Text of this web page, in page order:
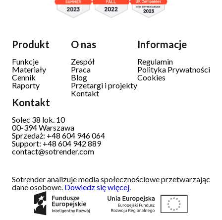
Produkt
Funkcje
Materiały
Cennik
Raporty
O nas
Zespół
Praca
Blog
Przetargi i projekty
Kontakt
Informacje
Regulamin
Polityka Prywatności
Cookies
Kontakt
Solec 38 lok. 10
00-394Warszawa
Sprzedaż: +48 604 946 064
Support: +48 604 942 889
contact@sotrender.com
Sotrender analizuje media społecznościowe przetwarzając
dane osobowe. Dowiedz się więcej.